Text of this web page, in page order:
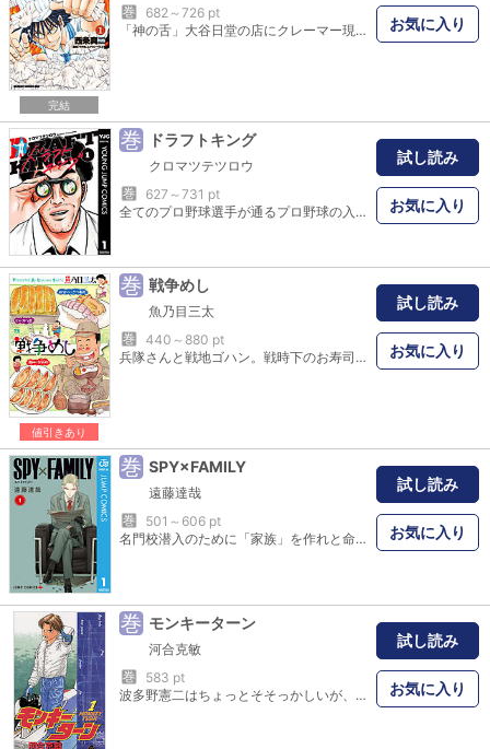
完結
巻
682～726 pt
「神の舌」大谷日堂の店にクレーマー現る!そのクレーマーこそ、中華の覇王「秋山醤」と「五番町キリコ」の息子にして、訳あって「ジャン」を名乗る少年であった!新たな世代による、ド級の料理バトルが開幕する!
お気に入り
巻 ドラフトキング
クロマツテツロウ
巻
627～731 pt
全てのプロ野球選手が通るプロ野球の入り口、ドラフト。その陰には、高校野球、大学野球、社会人野球、独立リーグ…全ての野球選手の中から隠れた才能を見出し、プロへと送り込むスカウトマン達の活躍がある!! 並外れた眼力を持つスカウトマン郷原が見出した選手とは…!? その年のNo.1選手、ドラフトキングの獲得を目指すプロ野球スカウト譚開幕!!
試し読み
お気に入り
値引きあり
巻 戦争めし
魚乃目三太
巻
440～880 pt
兵隊さんと戦地ゴハン。戦時下のお寿司屋さん。餃子と引き揚げ兵。激動の時代の中で生まれた感動の“食エピソードたち”。昭和初期の“グルメ”を“食漫画マスター”の魚乃目三太がほんわか温か～く描く珠玉のオール短編物語。
試し読み
お気に入り
巻 SPY×FAMILY
遠藤達哉
巻
501～606 pt
名門校潜入のために「家族」を作れと命じられた凄腕スパイの〈黄昏〉。だが、彼が出会った“娘”は心を読む超能力者！ “妻”は暗殺者で!? 互いに正体を隠した仮初め家族が、受験と世界の危機に立ち向かう痛快ホームコメディ!!
試し読み
お気に入り
巻 モンキーターン
河合克敏
巻
583 pt
波多野憲二はちょっとそそっかしいが、負けん気の強い度胸のある17歳。幼いころからの夢であるプロ野球選手になることを断念した憲二の今の夢は、競艇選手になること。そのきっかけは担任教師・筒井の勧めで…！？ボートレーサーを目指し、本栖研修所の試験を受けた憲二。友情と闘争心の中で大きく育っていく若者を描いた、青春スポーツ漫画の傑作！！
試し読み
お気に入り